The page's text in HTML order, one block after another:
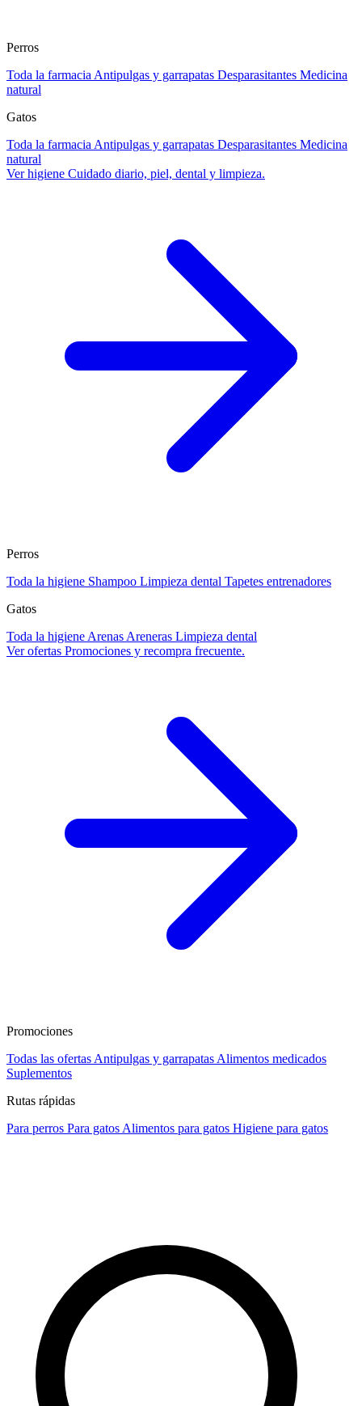
Perros
Toda la farmacia Antipulgas y garrapatas Desparasitantes Medicina
natural
Gatos
Toda la farmacia Antipulgas y garrapatas Desparasitantes Medicina
natural
Ver higiene Cuidado diario, piel, dental y limpieza.
Perros
Toda la higiene Shampoo Limpieza dental Tapetes entrenadores
Gatos
Toda la higiene Arenas Areneras Limpieza dental
Ver ofertas Promociones y recompra frecuente.
Promociones
Todas las ofertas Antipulgas y garrapatas Alimentos medicados
Suplementos
Rutas rápidas
Para perros Para gatos Alimentos para gatos Higiene para gatos